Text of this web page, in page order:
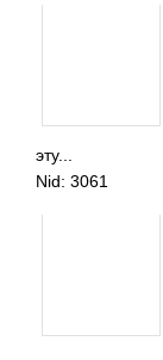
эту...
Nid: 3061